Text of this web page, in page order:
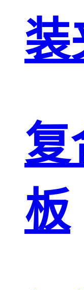
装
复
板